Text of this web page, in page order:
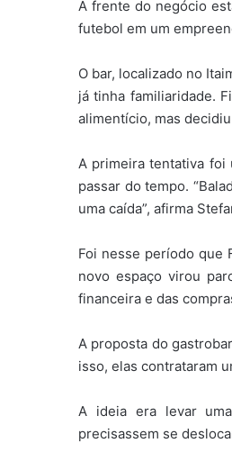
À frente do negócio
futebol em um
O bar, localizado no
já tinha familiaridade.
alimentício, mas
A primeira tentativa foi
passar do tempo.
uma caída”, afirma
Foi nesse período que
novo espaço virou
financeira e das
A proposta do
isso, elas contrataram
A ideia era levar
precisassem se